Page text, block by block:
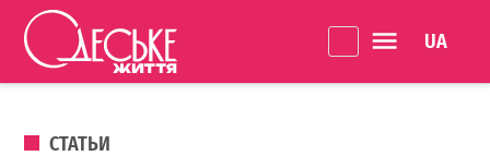
Перейти к содержанию
життя
ОПУБЛИКОВАНО В
СТАТЬИ